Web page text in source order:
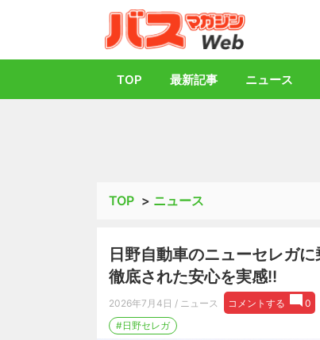
TOP 最新記事 ニュース
TOP > ニュース
日野自動車のニューセレガ
徹底された安心を実感!!
2026年7月4日 / ニュース コメントする
0
#日野セレガ